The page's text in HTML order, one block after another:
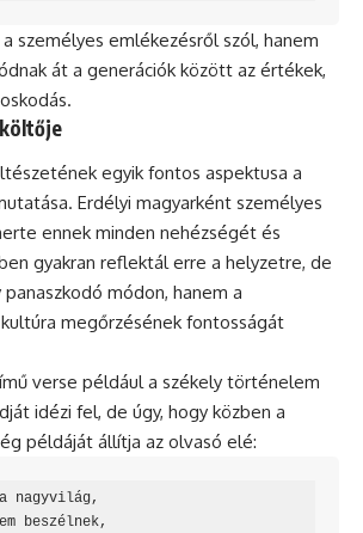
a személyes emlékezésről szól, hanem
át a generációk között az értékek,
egyik fontos aspektusa a
Erdélyi magyarként személyes
ennek minden nehézségét és
gyakran reflektál erre a helyzetre, de
módon, hanem a
megőrzésének fontosságát
verse például a székely történelem
idézi fel, de úgy, hogy közben a
példáját állítja az olvasó elé:
nagyvilág,
beszélnek,